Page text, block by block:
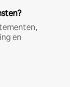
en